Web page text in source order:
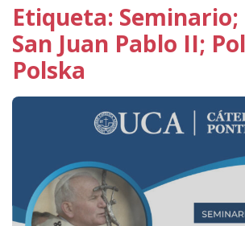
Etiqueta: Seminario;
San Juan Pablo II;
Polska